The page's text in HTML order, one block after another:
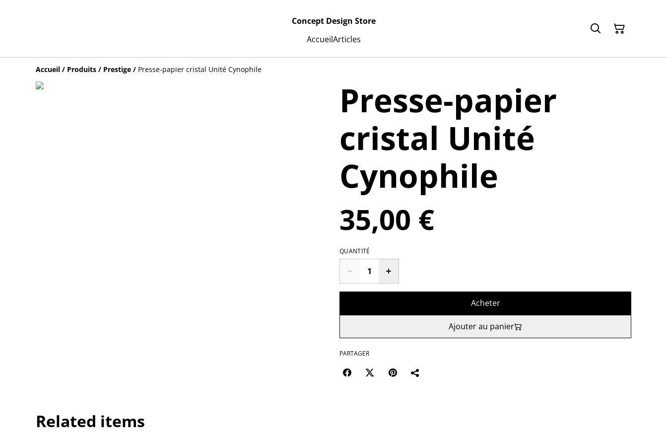
Concept Design Store
AccueilArticles
Accueil / Produits / Prestige / Presse-papier cristal Unité Cynophile
Presse-papier
cristal Unité
Cynophile
35,00 €
QUANTITÉ
Acheter
Ajouter au panier
PARTAGER
Related items